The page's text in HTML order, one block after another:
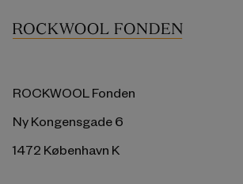
ROCKWOOL Fonden
Ny Kongensgade 6
1472 København K